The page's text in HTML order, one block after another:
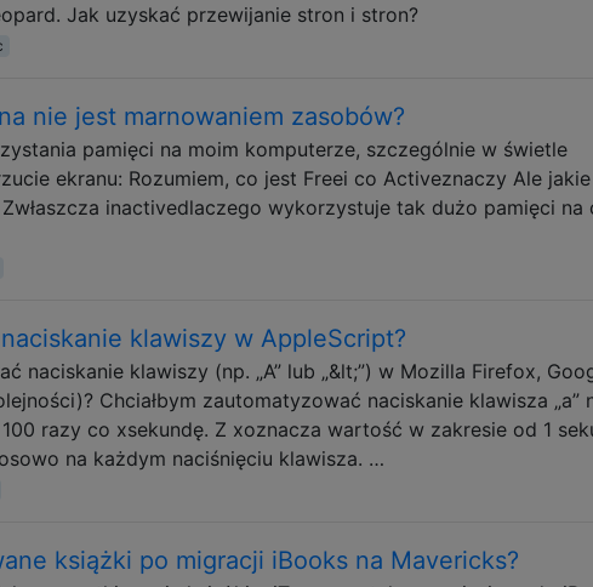
Jak uzyskać przewijanie stron i stron?
nie jest marnowaniem zasobów?
pamięci na moim komputerze, szczególnie w świetle
ekranu: Rozumiem, co jest Freei co Activeznaczy Ale jakie
inactivedlaczego wykorzystuje tak dużo pamięci na
klawiszy w AppleScript?
naciskanie klawiszy (np. „A” lub „&lt;”) w Mozilla Firefox,
Chciałbym zautomatyzować naciskanie klawisza „a”
razy co xsekundę. Z xoznacza wartość w zakresie od 1
na każdym naciśnięciu klawisza. …
książki po migracji iBooks na Mavericks?